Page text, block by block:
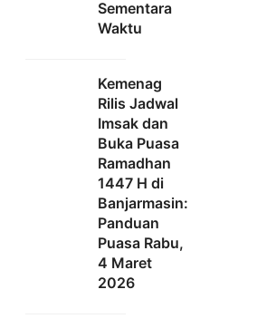
Sementara
Waktu
Kemenag
Rilis Jadwal
Imsak dan
Buka Puasa
Ramadhan
1447 H di
Banjarmasin:
Panduan
Puasa Rabu,
4 Maret
2026